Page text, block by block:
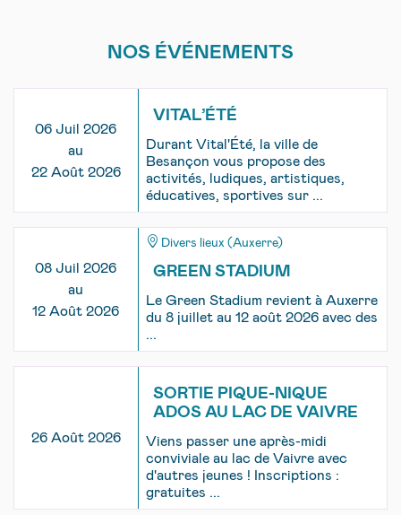
NOS ÉVÉNEMENTS
06 Juil 2026
au
22 Août 2026
VITAL’ÉTÉ
Durant Vital'Été, la ville de
Besançon vous propose des
activités, ludiques, artistiques,
éducatives, sportives sur ...
08 Juil 2026
au
12 Août 2026
Divers lieux (Auxerre)
GREEN STADIUM
Le Green Stadium revient à Auxerre
du 8 juillet au 12 août 2026 avec des
...
26 Août 2026
SORTIE PIQUE-NIQUE
ADOS AU LAC DE VAIVRE
Viens passer une après-midi
conviviale au lac de Vaivre avec
d'autres jeunes ! Inscriptions :
gratuites ...